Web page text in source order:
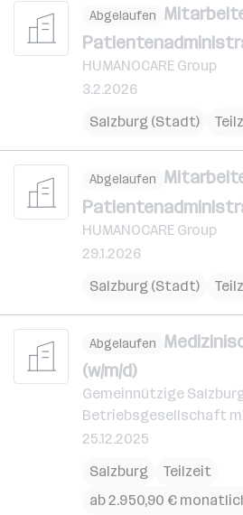
Abgelaufen
HUMANOCARE Group
3.2.2026
Salzburg (Stadt)
Abgelaufen
HUMANOCARE Group
29.1.2026
Salzburg (Stadt)
Abgelaufen
(w/m/d)
Gemeinnützige
Betriebsgesellschaft
25.12.2025
Salzburg
Teilzeit
ab 2.950,90 €